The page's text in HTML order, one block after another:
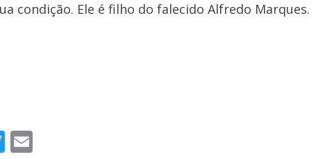
condição. Ele é filho do falecido Alfredo Marques.
T E